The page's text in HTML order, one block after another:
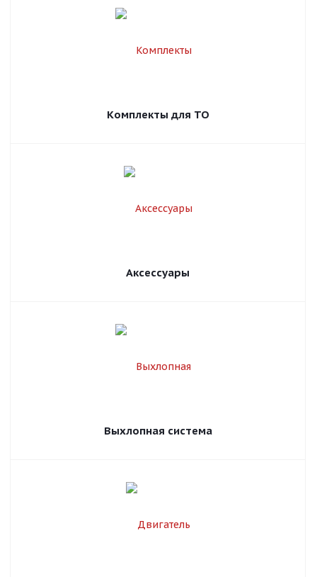
Комплекты для ТО
Аксессуары
Выхлопная система